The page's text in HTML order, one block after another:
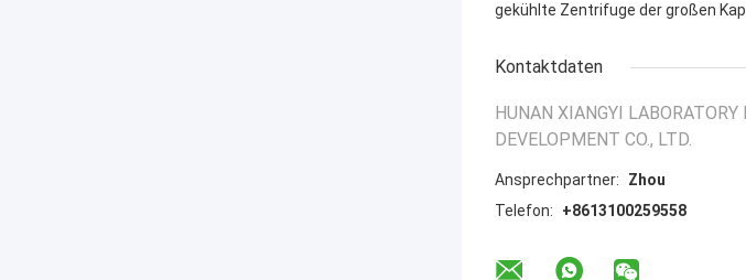
gekühlte Zentrifuge der großen
Kontaktdaten
HUNAN XIANGYI
DEVELOPMENT CO., LTD.
Ansprechpartner:
Zhou
Telefon:
+8613100259558